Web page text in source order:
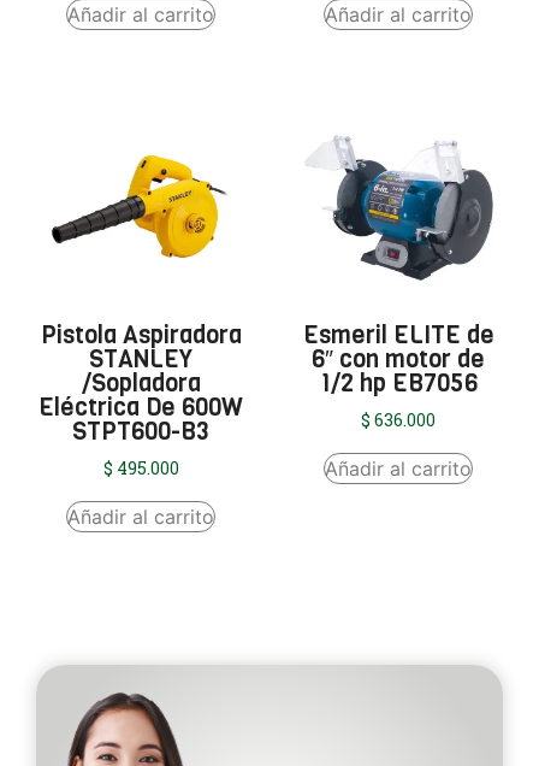
Añadir al carrito Añadir al carrito
Pistola Aspiradora
STANLEY
/Sopladora
Eléctrica De 600W
STPT600-B3
$ 495.000
Añadir al carrito
Esmeril ELITE de
6″ con motor de
1/2 hp EB7056
$ 636.000
Añadir al carrito